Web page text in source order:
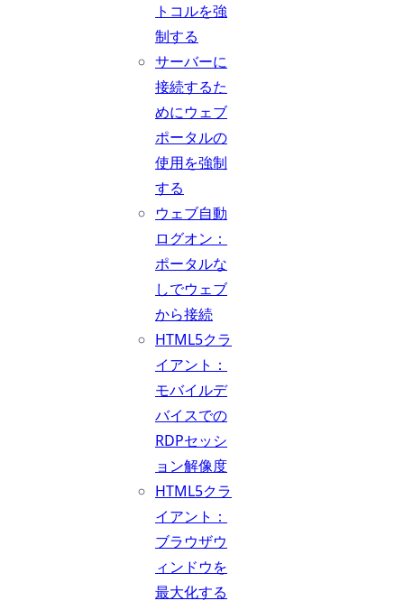
トコルを強
制する
サーバーに
接続するた
めにウェブ
ポータルの
使用を強制
する
ウェブ自動
ログオン：
ポータルな
しでウェブ
から接続
HTML5クラ
イアント：
モバイルデ
バイスでの
RDPセッシ
ョン解像度
HTML5クラ
イアント：
ブラウザウ
ィンドウを
最大化する